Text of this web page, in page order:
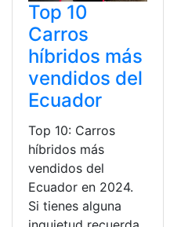
Top 10
Carros
híbridos más
vendidos del
Ecuador
Top 10: Carros
híbridos más
vendidos del
Ecuador en 2024.
Si tienes alguna